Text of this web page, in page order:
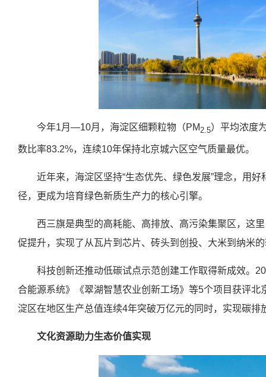
今年1月—10月，海淀区细颗粒物（PM 2.5）平均浓度
数比率83.2%，连续10年保持北京城六区空气质量最优。
近年来，海淀区坚持“生态优先、绿色发展”理念，用
径，更成为培育绿色新质生产力的核心引擎。
西三旗是典型的高耗能、高排放、高污染集聚区，这
促提升，实现了从瓦片到芯片、砖头到创投、大米到纳米
科技创新还推动低碳试点示范创建工作取得新成效。
合能源系统》《翠湖智慧农业创新工场》等5个项目获评
淀区在地区生产总值连续4年突破万亿元的同时，实现碳排
文化资源助力生态价值实现